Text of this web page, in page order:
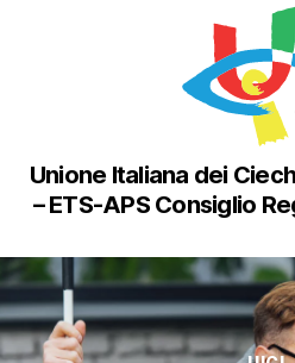
Unione Italiana dei
– ETS-APS Consiglio